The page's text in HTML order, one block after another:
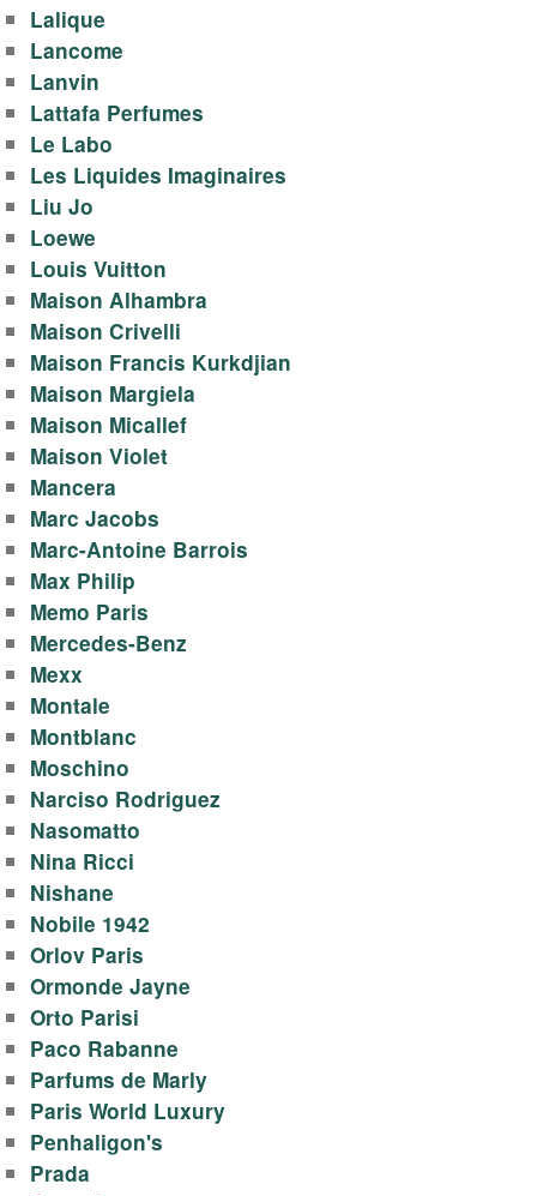
Lalique
Lancome
Lanvin
Lattafa Perfumes
Le Labo
Les Liquides Imaginaires
Liu Jo
Loewe
Louis Vuitton
Maison Alhambra
Maison Crivelli
Maison Francis Kurkdjian
Maison Margiela
Maison Micallef
Maison Violet
Mancera
Marc Jacobs
Marc-Antoine Barrois
Max Philip
Memo Paris
Mercedes-Benz
Mexx
Montale
Montblanc
Moschino
Narciso Rodriguez
Nasomatto
Nina Ricci
Nishane
Nobile 1942
Orlov Paris
Ormonde Jayne
Orto Parisi
Paco Rabanne
Parfums de Marly
Paris World Luxury
Penhaligon's
Prada